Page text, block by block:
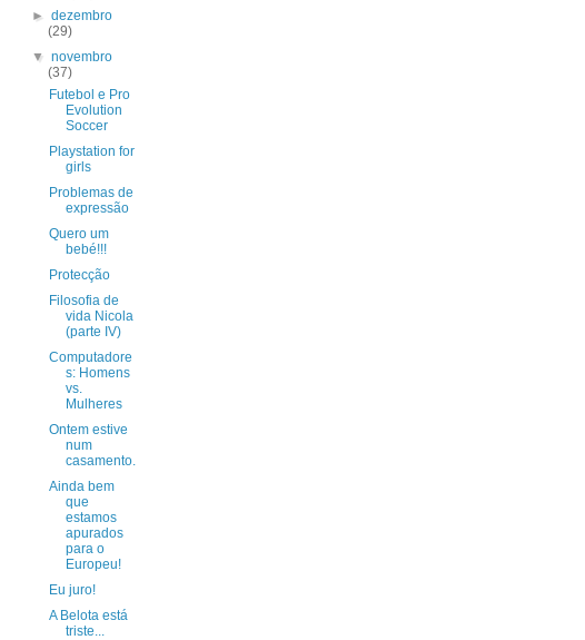
►dezembro
(29)
▼novembro
(37)
Futebol e Pro
Evolution
Soccer
Playstation for
girls
Problemas de
expressão
Quero um
bebé!!!
Protecção
Filosofia de
vida Nicola
(parte IV)
Computadore
s: Homens
vs.
Mulheres
Ontem estive
num
casamento.
Ainda bem
que
estamos
apurados
para o
Europeu!
Eu juro!
A Belota está
triste...